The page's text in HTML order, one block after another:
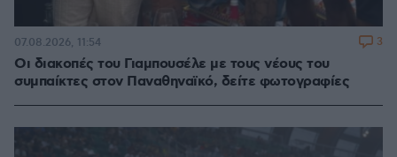
Οι διακοπές του Γιαμπουσέλε με τους νέους του
συμπαίκτες στον Παναθηναϊκό, δείτε φωτογραφίες
07.08.2026, 11:54 3